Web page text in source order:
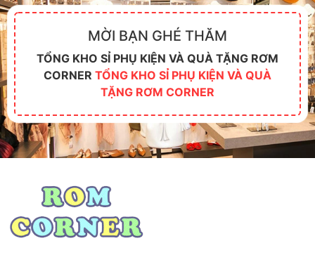
MỜI BẠN GHÉ THĂM
TỔNG KHO SỈ PHỤ KIỆN VÀ QUÀ TẶNG RƠM
CORNER TỔNG KHO SỈ PHỤ KIỆN VÀ QUÀ
TẶNG RƠM CORNER